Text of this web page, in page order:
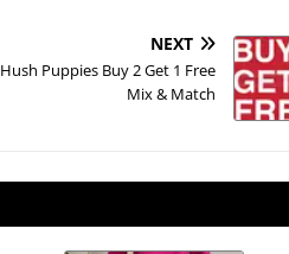
NEXT
Puppies Buy 2 Get 1 Free
Mix & Match